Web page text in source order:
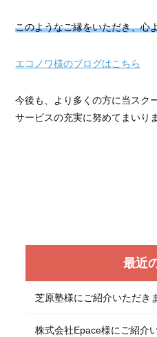
このようなご縁をいただき、心
エコノワ様のブログはこちら
今後も、より多くの方に当スク
サービスの充実に努めてまいり
最近
芝原塾様にご紹介いただき
株式会社Epace様にご紹介